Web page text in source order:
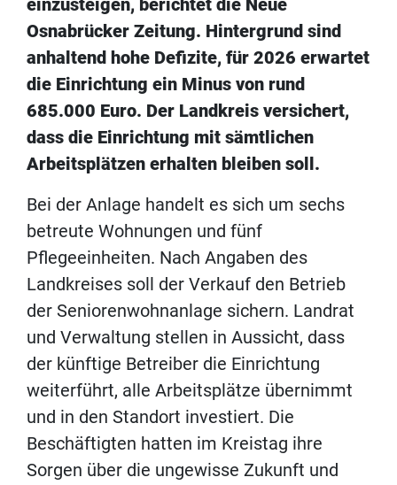
einzusteigen, berichtet die Neue
Osnabrücker Zeitung. Hintergrund sind
anhaltend hohe Defizite, für 2026 erwartet
die Einrichtung ein Minus von rund
685.000 Euro. Der Landkreis versichert,
dass die Einrichtung mit sämtlichen
Arbeitsplätzen erhalten bleiben soll.
Bei der Anlage handelt es sich um sechs
betreute Wohnungen und fünf
Pflegeeinheiten. Nach Angaben des
Landkreises soll der Verkauf den Betrieb
der Seniorenwohnanlage sichern. Landrat
und Verwaltung stellen in Aussicht, dass
der künftige Betreiber die Einrichtung
weiterführt, alle Arbeitsplätze übernimmt
und in den Standort investiert. Die
Beschäftigten hatten im Kreistag ihre
Sorgen über die ungewisse Zukunft und